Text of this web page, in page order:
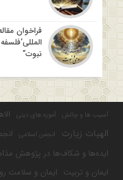
فراخوان
نبوت”
آسیب ها و چالش آموزه های دینی
الهیات زیارت انجمن اسلامی
ایده‌ها و شکاف‌ها در پژوهش
ایمان و تربیت ایمان و سلامت